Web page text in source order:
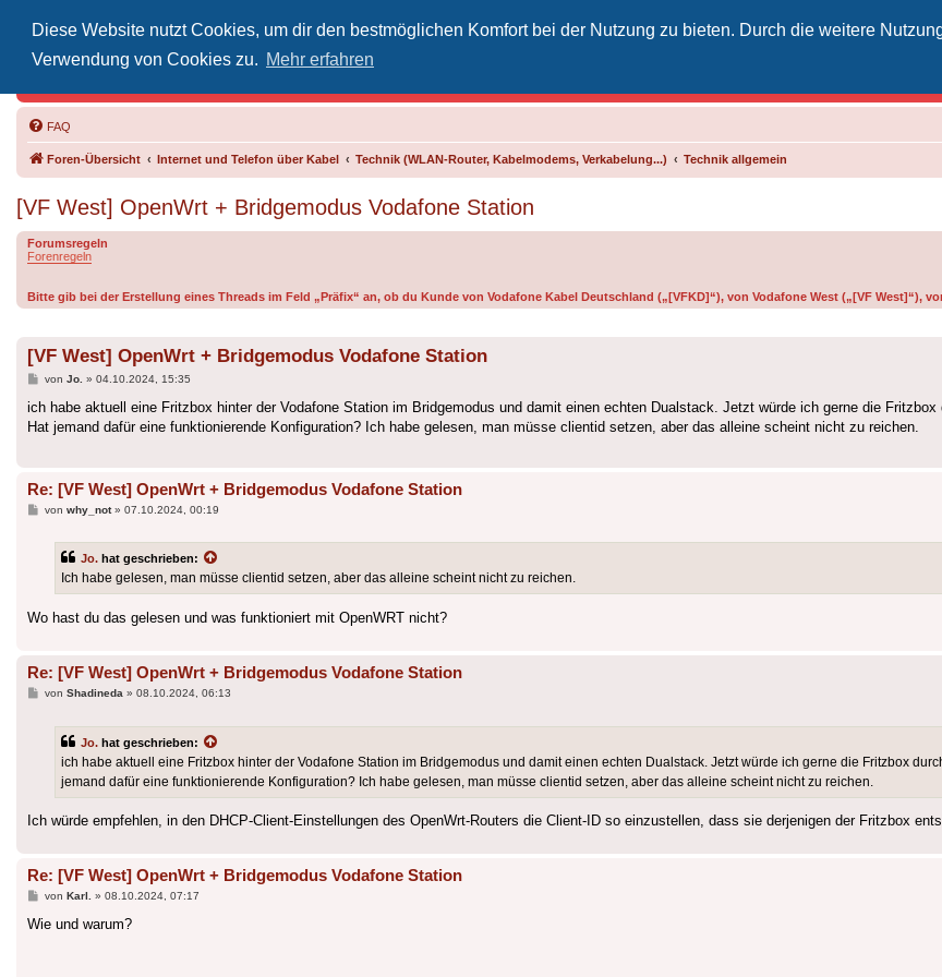
Diese Website nutzt Cookies, um dir den bestmöglichen Komfort bei der Nutzung zu bieten. Durch die weitere
Verwendung von Cookies zu. Mehr erfahren
FAQ
Foren-Übersicht Internet und Telefon über Kabel Technik (WLAN-Router, Kabelmodems, Verkabelung...) Technik allgemein
[VF West] OpenWrt + Bridgemodus Vodafone Station
Forumsregeln
Forenregeln
Bitte gib bei der Erstellung eines Threads im Feld „Präfix“ an, ob du Kunde von Vodafone Kabel Deutschland („[VFKD]“), von Vodafone West („[VF West]“),
[VF West] OpenWrt + Bridgemodus Vodafone Station
Beitrag
von Jo. » 04.10.2024, 15:35
ich habe aktuell eine Fritzbox hinter der Vodafone Station im Bridgemodus und damit einen echten Dualstack. Jetzt würde ich gerne die Fritzbox
Hat jemand dafür eine funktionierende Konfiguration? Ich habe gelesen, man müsse clientid setzen, aber das alleine scheint nicht zu reichen.
Re: [VF West] OpenWrt + Bridgemodus Vodafone Station
Beitrag
von why_not» 07.10.2024, 00:19
Jo. hat geschrieben:
Ich habe gelesen, man müsse clientid setzen, aber das alleine scheint nicht zu reichen.
Wo hast du das gelesen und was funktioniert mit OpenWRT nicht?
Re: [VF West] OpenWrt + Bridgemodus Vodafone Station
Beitrag
von Shadineda » 08.10.2024, 06:13
Jo. hat geschrieben:
ich habe aktuell eine Fritzbox hinter der Vodafone Station im Bridgemodus und damit einen echten Dualstack. Jetzt würde ich gerne die Fritzbox
jemand dafür eine funktionierende Konfiguration? Ich habe gelesen, man müsse clientid setzen, aber das alleine scheint nicht zu reichen.
Ich würde empfehlen, in den DHCP-Client-Einstellungen des OpenWrt-Routers die Client-ID so einzustellen, dass sie derjenigen der Fritzbox
Re: [VF West] OpenWrt + Bridgemodus Vodafone Station
Beitrag
von Karl. » 08.10.2024, 07:17
Wie und warum?